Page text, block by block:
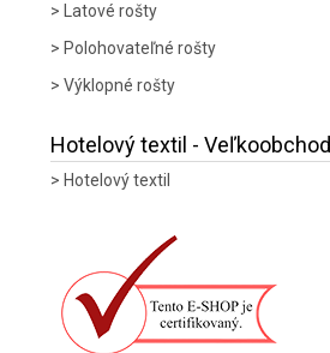
Latové rošty
Polohovateľné rošty
Výklopné rošty
Hotelový textil - Veľkoobchod
Hotelový textil